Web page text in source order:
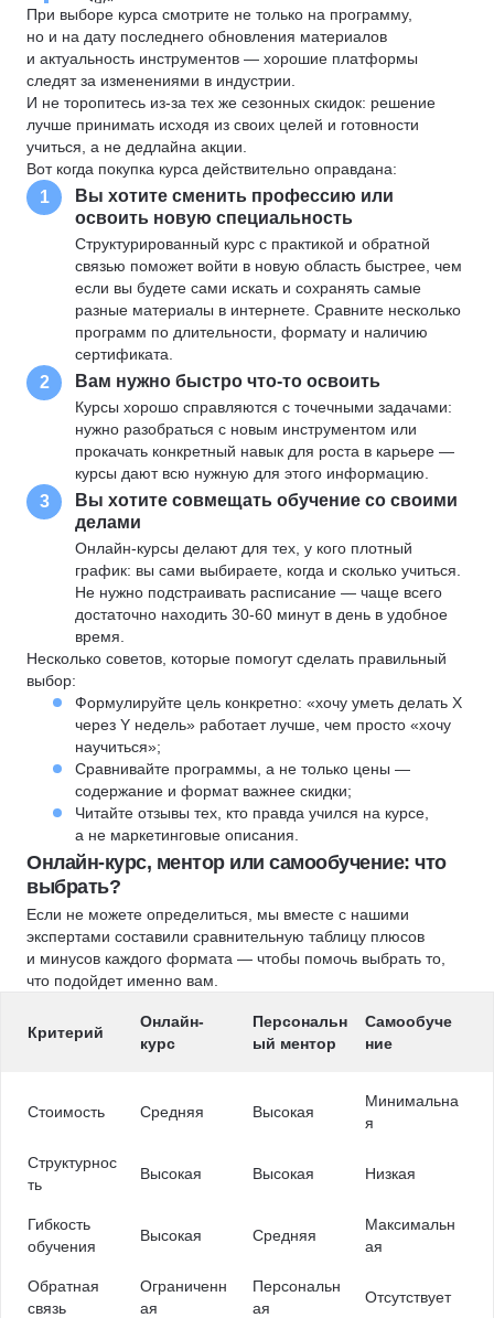
При выборе курса смотрите не только на программу,
но и на дату последнего обновления материалов
и актуальность инструментов — хорошие платформы
следят за изменениями в индустрии.
И не торопитесь из-за тех же сезонных скидок: решение
лучше принимать исходя из своих целей и готовности
учиться, а не дедлайна акции.
Вот когда покупка курса действительно оправдана:
1
Вы хотите сменить профессию или
освоить новую специальность
Структурированный курс с практикой и обратной
связью поможет войти в новую область быстрее, чем
если вы будете сами искать и сохранять самые
разные материалы в интернете. Сравните несколько
программ по длительности, формату и наличию
сертификата.
2 Вам нужно быстро что-то освоить
Курсы хорошо справляются с точечными задачами:
нужно разобраться с новым инструментом или
прокачать конкретный навык для роста в карьере —
курсы дают всю нужную для этого информацию.
3
Вы хотите совмещать обучение со своими
делами
Онлайн-курсы делают для тех, у кого плотный
график: вы сами выбираете, когда и сколько учиться.
Не нужно подстраивать расписание — чаще всего
достаточно находить 30-60 минут в день в удобное
время.
Несколько советов, которые помогут сделать правильный
выбор:
Формулируйте цель конкретно: «хочу уметь делать X
через Y недель» работает лучше, чем просто «хочу
научиться»;
Сравнивайте программы, а не только цены —
содержание и формат важнее скидки;
Читайте отзывы тех, кто правда учился на курсе,
а не маркетинговые описания.
Онлайн-курс, ментор или самообучение: что
выбрать?
Если не можете определиться, мы вместе с нашими
экспертами составили сравнительную таблицу плюсов
и минусов каждого формата — чтобы помочь выбрать то,
что подойдет именно вам.
Критерий
Онлайн-
курс
Персональн
ый ментор
Самообуче
ние
Стоимость Средняя Высокая
Минимальна
я
Структурнос
ть
Высокая Высокая Низкая
Гибкость
обучения
Высокая Средняя
Максимальн
ая
Обратная
связь
Ограниченн
ая
Персональн
ая
Отсутствует